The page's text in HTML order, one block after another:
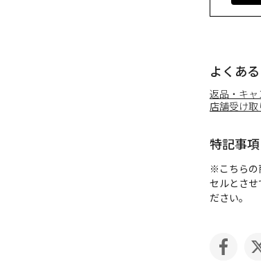
よくあ
返品・キャ
店舗受け
特記事項
※こちらの
セルとさ
ださい。